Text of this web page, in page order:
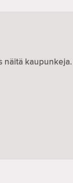
näitä kaupunkeja.